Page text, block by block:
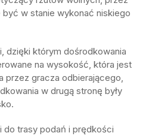
w stanie wykonać niskiego
dzięki którym dośrodkowania
na wysokość, która jest
przez gracza odbierającego,
w drugą stronę były
do trasy podań i prędkości